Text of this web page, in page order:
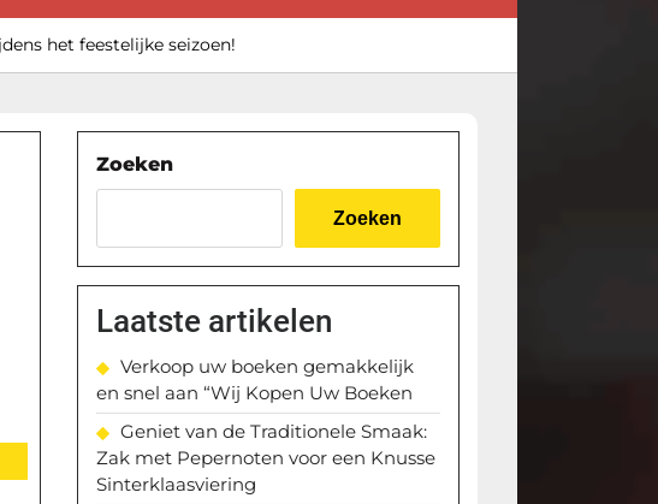
het feestelijke seizoen!
Zoeken
Zoeken
Laatste artikelen
Verkoop uw boeken gemakkelijk
en snel aan “Wij Kopen Uw Boeken
Geniet van de Traditionele Smaak:
Zak met Pepernoten voor een Knusse
Sinterklaasviering